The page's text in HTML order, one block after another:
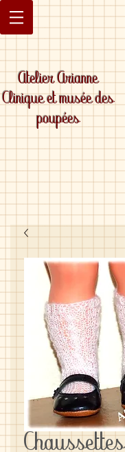
Atelier Arianne
Clinique et musée des
poupées
Chaussettes